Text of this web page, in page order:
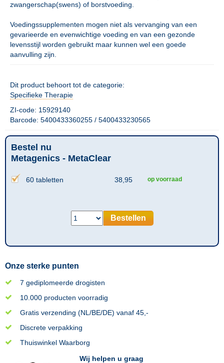
zwangerschap(swens) of borstvoeding.
Voedingssupplementen mogen niet als vervanging van een
gevarieerde en evenwichtige voeding en van een gezonde
levensstijl worden gebruikt maar kunnen wel een goede
aanvulling zijn.
Dit product behoort tot de categorie:
Specifieke Therapie
ZI-code: 15929140
Barcode: 5400433360255 / 5400433230565
Bestel nu
Metagenics - MetaClear
60 tabletten 38,95 op voorraad
Bestellen
Onze sterke punten
7 gediplomeerde drogisten
10.000 producten voorradig
Gratis verzending (NL/BE/DE) vanaf 45,-
Discrete verpakking
Thuiswinkel Waarborg
Wij helpen u graag